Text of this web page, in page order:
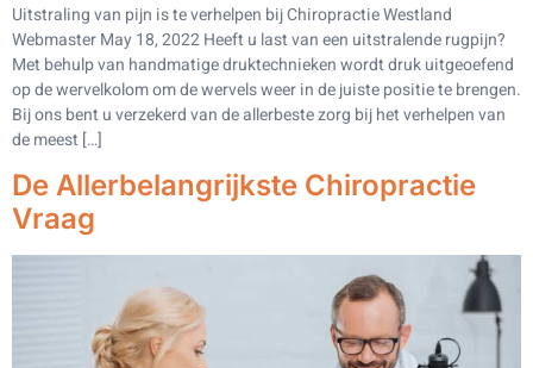
Uitstraling van pijn is te verhelpen bij Chiropractie Westland
Webmaster May 18, 2022 Heeft u last van een uitstralende rugpijn?
Met behulp van handmatige druktechnieken wordt druk uitgeoefend
op de wervelkolom om de wervels weer in de juiste positie te brengen.
Bij ons bent u verzekerd van de allerbeste zorg bij het verhelpen van
de meest […]
De Allerbelangrijkste Chiropractie
Vraag